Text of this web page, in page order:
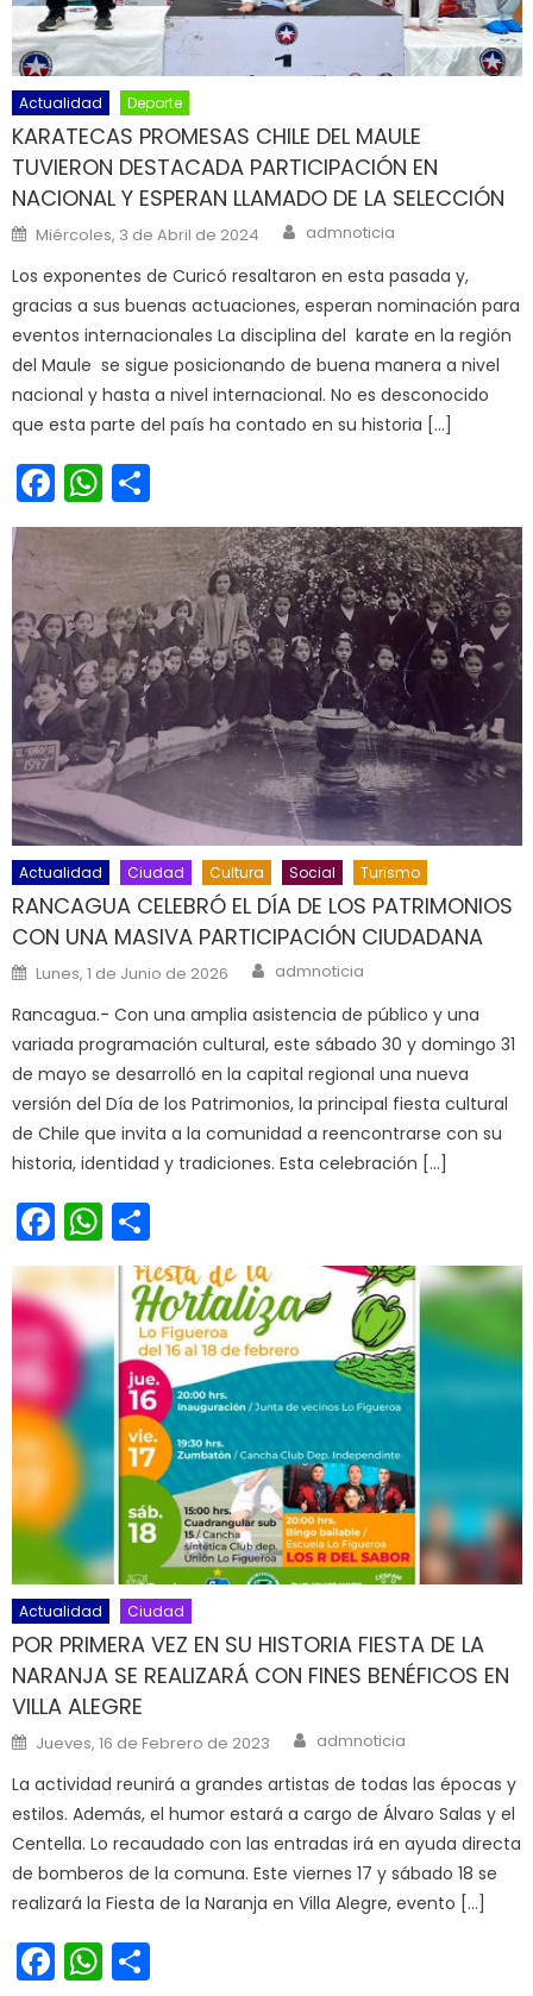
Actualidad Deporte
KARATECAS PROMESAS CHILE DEL MAULE
TUVIERON DESTACADA PARTICIPACIÓN EN
NACIONAL Y ESPERAN LLAMADO DE LA SELECCIÓN
Posted on
Miércoles, 3 de Abril de 2024 Author
admnoticia
Los exponentes de Curicó resaltaron en esta pasada y,
gracias a sus buenas actuaciones, esperan nominación para
eventos internacionales La disciplina del karate en la región
del Maule se sigue posicionando de buena manera a nivel
nacional y hasta a nivel internacional. No es desconocido
que esta parte del país ha contado en su historia […]
Facebook
WhatsApp
Actualidad Ciudad Cultura Social Turismo
RANCAGUA CELEBRÓ EL DÍA DE LOS PATRIMONIOS
CON UNA MASIVA PARTICIPACIÓN CIUDADANA
Posted on
Lunes, 1 de Junio de 2026 Author
admnoticia
Rancagua.- Con una amplia asistencia de público y una
variada programación cultural, este sábado 30 y domingo 31
de mayo se desarrolló en la capital regional una nueva
versión del Día de los Patrimonios, la principal fiesta cultural
de Chile que invita a la comunidad a reencontrarse con su
historia, identidad y tradiciones. Esta celebración […]
Facebook
WhatsApp
Actualidad Ciudad
POR PRIMERA VEZ EN SU HISTORIA FIESTA DE LA
NARANJA SE REALIZARÁ CON FINES BENÉFICOS EN
VILLA ALEGRE
Posted on
Jueves, 16 de Febrero de 2023 Author
admnoticia
La actividad reunirá a grandes artistas de todas las épocas y
estilos. Además, el humor estará a cargo de Álvaro Salas y el
Centella. Lo recaudado con las entradas irá en ayuda directa
de bomberos de la comuna. Este viernes 17 y sábado 18 se
realizará la Fiesta de la Naranja en Villa Alegre, evento […]
Facebook
WhatsApp